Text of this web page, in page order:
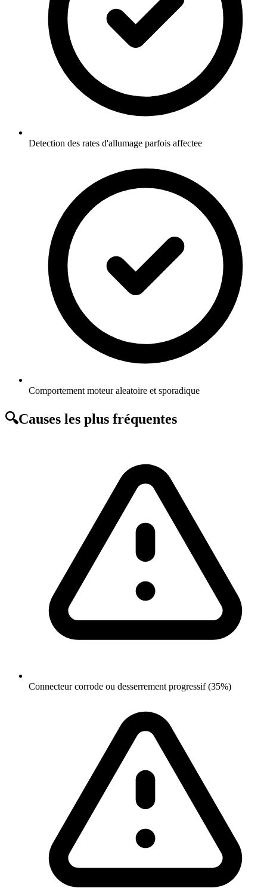
Detection des rates d'allumage parfois affectee
Comportement moteur aleatoire et sporadique
🔍Causes les plus fréquentes
Connecteur corrode ou desserrement progressif (35%)